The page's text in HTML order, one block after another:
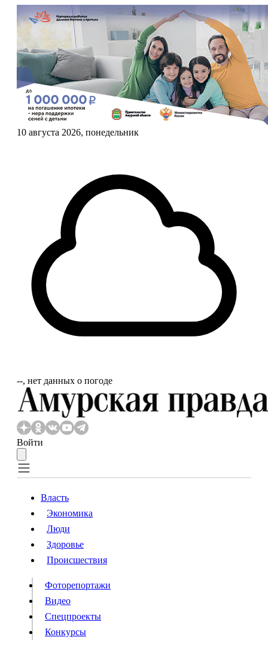
10 августа 2026, понедельник
‐‐, нет данных о погоде
Войти
Власть
Происшествия
Видео
Конкурсы
Власть
Экономика
Люди
Здоровье
Происшествия
Фоторепортажи
Видео
Спецпроекты
Конкурсы